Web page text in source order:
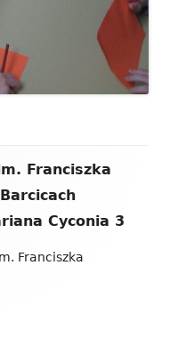
Franciszka
Cyconia 3
Franciszka